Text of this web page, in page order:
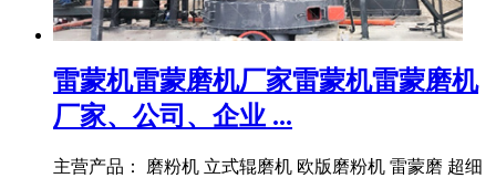
雷蒙机雷蒙磨机厂家雷蒙机雷蒙磨机
厂家、公司、企业 ...
主营产品： 磨粉机 立式辊磨机 欧版磨粉机 雷蒙磨 超细